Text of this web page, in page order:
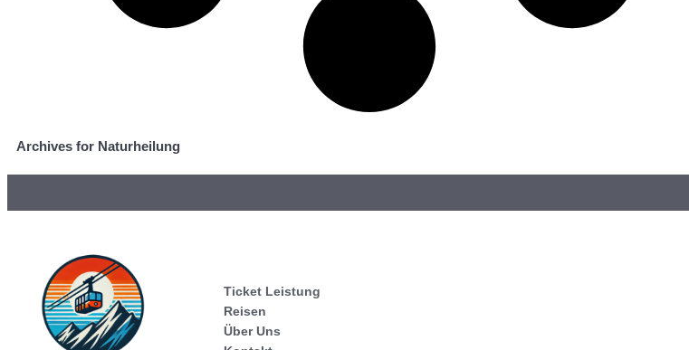
Archives for Naturheilung
Ticket Leistung
Reisen
Über Uns